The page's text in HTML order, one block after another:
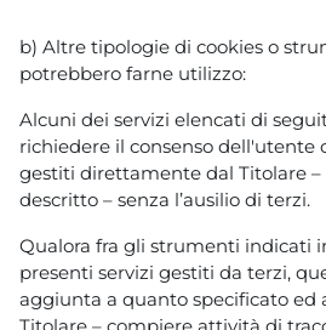
b) Altre tipologie di cookies o
potrebbero farne utilizzo:
Alcuni dei servizi elencati di
richiedere il consenso dell'utente
gestiti direttamente dal Titolare
descritto – senza l’ausilio di terzi.
Qualora fra gli strumenti indicati
presenti servizi gestiti da terzi,
aggiunta a quanto specificato ed